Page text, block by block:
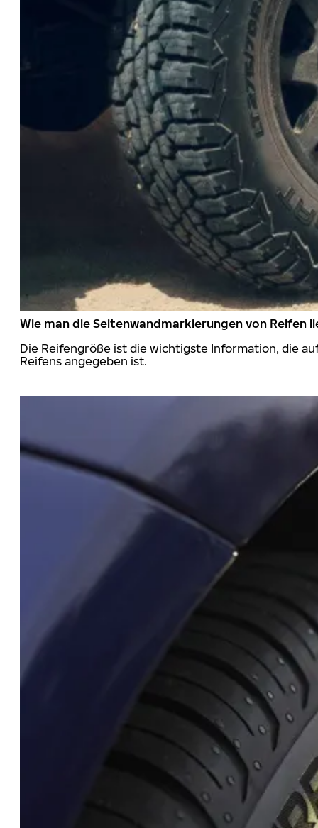
Wie man die Seitenwandmarkierungen von Reifen
Die Reifengröße ist die wichtigste Information, die
Reifens angegeben ist.